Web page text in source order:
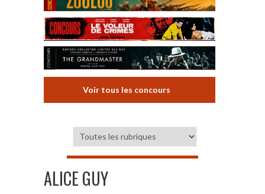
Voir tous les concours
ALICE GUY